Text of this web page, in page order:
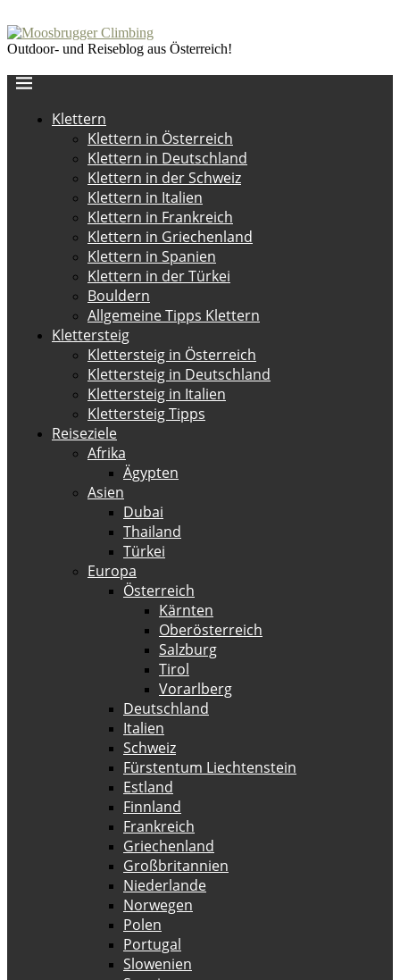
Outdoor- und Reiseblog aus Österreich!
Klettern
Klettern in Österreich
Klettern in Deutschland
Klettern in der Schweiz
Klettern in Italien
Klettern in Frankreich
Klettern in Griechenland
Klettern in Spanien
Klettern in der Türkei
Bouldern
Allgemeine Tipps Klettern
Klettersteig
Klettersteig in Österreich
Klettersteig in Deutschland
Klettersteig in Italien
Klettersteig Tipps
Reiseziele
Afrika
Ägypten
Asien
Dubai
Thailand
Türkei
Europa
Österreich
Kärnten
Oberösterreich
Salzburg
Tirol
Vorarlberg
Deutschland
Italien
Schweiz
Fürstentum Liechtenstein
Estland
Finnland
Frankreich
Griechenland
Großbritannien
Niederlande
Norwegen
Polen
Portugal
Slowenien